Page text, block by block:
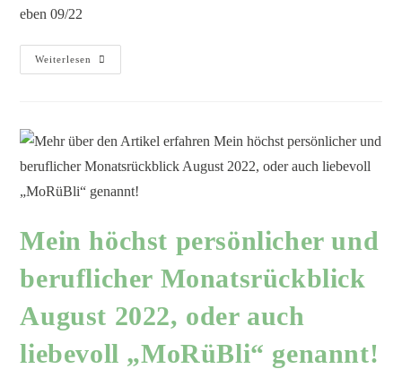
eben 09/22
Weiterlesen
Mein höchst persönlicher und
beruflicher Monatsrückblick
August 2022, oder auch
liebevoll „MoRüBli“ genannt!